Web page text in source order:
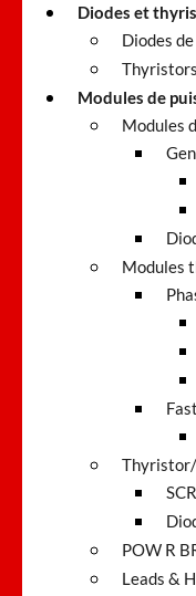
Diodes et
Diodes
Modules de
Modules
Modules
POW R
Leads &